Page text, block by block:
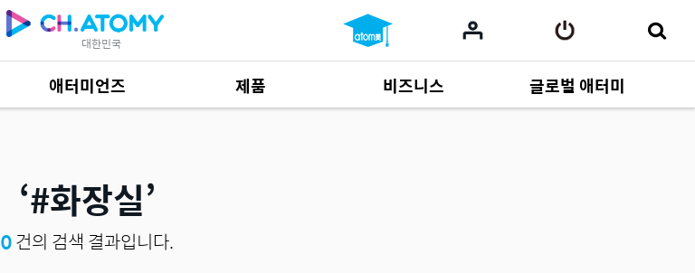
대한민국
애터미언즈 제품
제품 자료685
비즈니스
사업 자료165
글로벌 애터미
#화장실
0건의 검색 결과입니다.